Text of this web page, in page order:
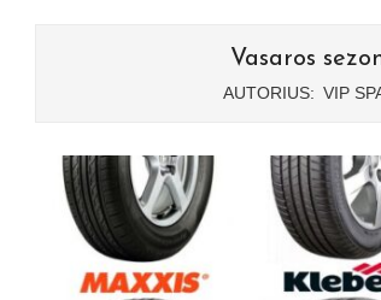
Vasaros
AUTORIUS: VIP